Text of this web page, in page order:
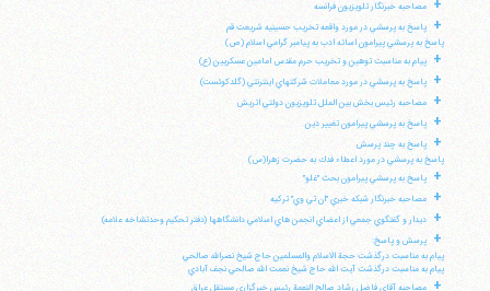
+ مصاحبه خبرنگار تلويزيون فرانسه
+
پاسخ به پرسشي در مورد واقعه تخريب حسينيه شريعت قم
پاسخ به پرسشي پيرامون اسائه ادب به پيامبر گرامي اسلام (ص)
+ پيام به مناسبت توهين و تخريب حرم مقدس امامين عسكريين (ع)
+ پاسخ به پرسشي در مورد معاملات شركتهاي اينترنتي (گلدكوئست)
+ مصاحبه رئيس بخش بين الملل تلويزيون دولتي اتريش
+ پاسخ به پرسشي پيرامون تغيير دين
+
پاسخ به چند پرسش
پاسخ به پرسشي در مورد اعطاء فدك به حضرت زهرا(س)
+ پاسخ به پرسشي پيرامون بحث "غلو"
+ مصاحبه خبرنگار شبكه خبري "ان تي وي" تركيه
+ ديدار و گفتگوي جمعي از اعضاي انجمن هاي اسلامي دانشگاهها (دفتر تحكيم وحدتشاخه علامه)
+
پرسش و پاسخ:
پيام به مناسبت درگذشت حجة الاسلام والمسلمين حاج شيخ نصرالله صالحي
پيام به مناسبت درگذشت آيت الله حاج شيخ نعمت الله صالحي نجف آبادي
+ مصاحبه آقاي فاضل رشاد صالح النعمة رئيس خبرگزاري مستقل عراق